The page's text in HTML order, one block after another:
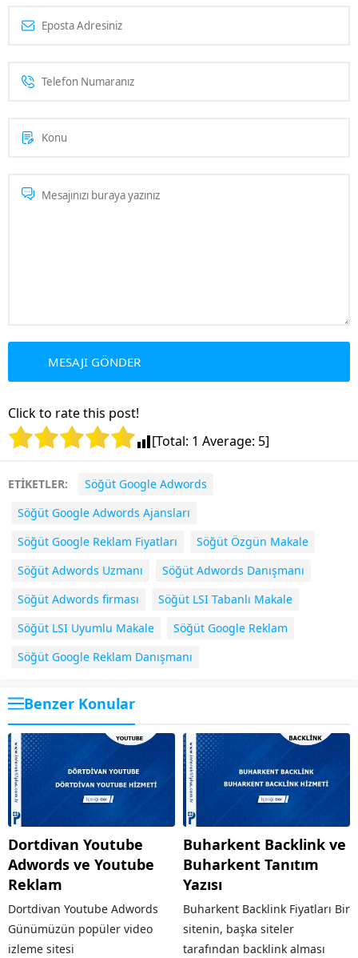
Click to rate this post!
[Total: 1 Average: 5]
ETİKETLER:
Söğüt Google Adwords
Söğüt Google Adwords Ajansları
Söğüt Google Reklam Fiyatları
Söğüt Özgün Makale
Söğüt Adwords Uzmanı
Söğüt Adwords Danışmanı
Söğüt Adwords firması
Söğüt LSI Tabanlı Makale
Söğüt LSI Uyumlu Makale
Söğüt Google Reklam
Söğüt Google Reklam Danışmanı
Benzer Konular
Dortdivan Youtube
Adwords ve Youtube
Reklam
Dortdivan Youtube Adwords
Günümüzün popüler video
izleme sitesi
Buharkent Backlink ve
Buharkent Tanıtım
Yazısı
Buharkent Backlink Fiyatları Bir
sitenin, başka siteler
tarafından backlink alması